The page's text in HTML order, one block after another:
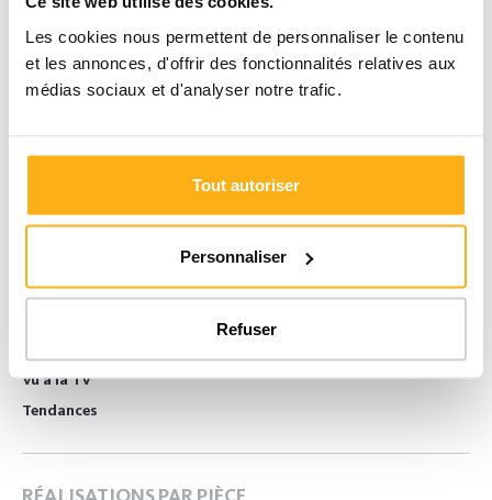
Les cookies nous permettent de personnaliser le contenu
et les annonces, d'offrir des fonctionnalités relatives aux
médias sociaux et d'analyser notre trafic.
Tout autoriser
Personnaliser
Refuser
Laissez-vous inspirer par nos placards sur mesure
et découvrez notre savoir-faire
100% belge.
Téléchargez ici
LAISSEZ-VOUS INSPIRER
Camber Magazine
Vu à la TV
Tendances